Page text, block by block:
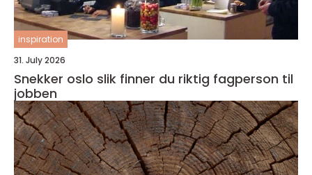
inspiration
31. July 2026
Snekker oslo slik finner du riktig fagperson til
jobben